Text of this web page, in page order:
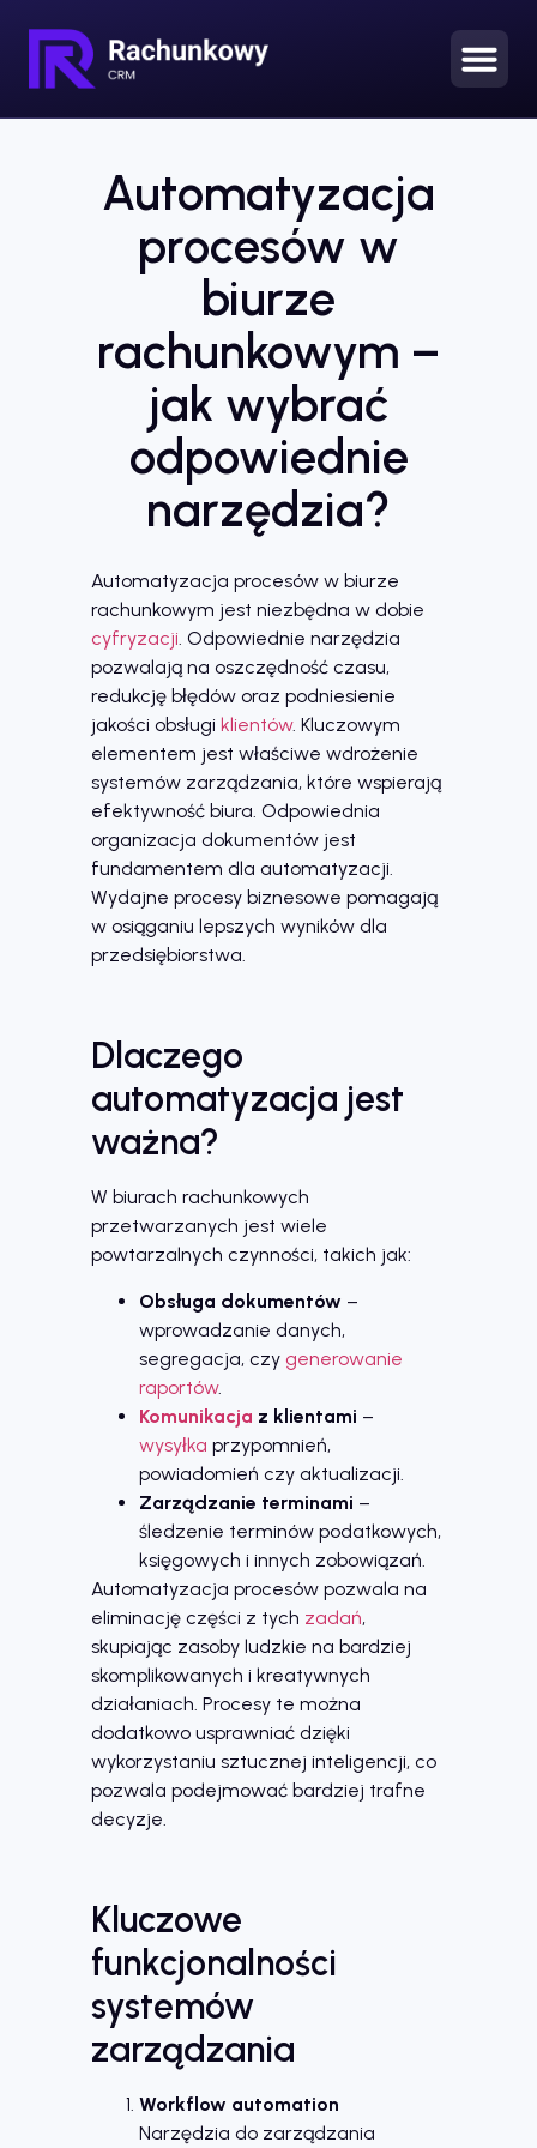
Automatyzacja
procesów w
biurze
rachunkowym –
jak wybrać
odpowiednie
narzędzia?
Automatyzacja procesów w biurze
rachunkowym jest niezbędna w dobie
cyfryzacji. Odpowiednie narzędzia
pozwalają na oszczędność czasu,
redukcję błędów oraz podniesienie
jakości obsługi klientów. Kluczowym
elementem jest właściwe wdrożenie
systemów zarządzania, które wspierają
efektywność biura. Odpowiednia
organizacja dokumentów jest
fundamentem dla automatyzacji.
Wydajne procesy biznesowe pomagają
w osiąganiu lepszych wyników dla
przedsiębiorstwa.
Dlaczego
automatyzacja jest
ważna?
W biurach rachunkowych
przetwarzanych jest wiele
powtarzalnych czynności, takich jak:
Obsługa dokumentów –
wprowadzanie danych,
segregacja, czy generowanie
raportów.
Komunikacja z klientami –
wysyłka przypomnień,
powiadomień czy aktualizacji.
Zarządzanie terminami –
śledzenie terminów podatkowych,
księgowych i innych zobowiązań.
Automatyzacja procesów pozwala na
eliminację części z tych zadań,
skupiając zasoby ludzkie na bardziej
skomplikowanych i kreatywnych
działaniach. Procesy te można
dodatkowo usprawniać dzięki
wykorzystaniu sztucznej inteligencji, co
pozwala podejmować bardziej trafne
decyzje.
Kluczowe
funkcjonalności
systemów
zarządzania
Workflow automation
Narzędzia do zarządzania